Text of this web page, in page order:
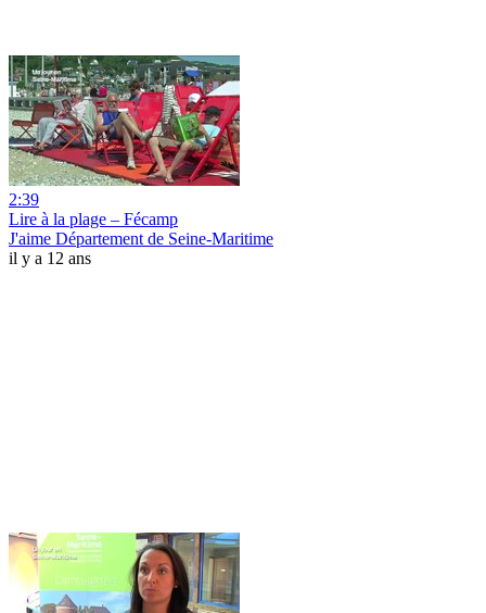
2:39
Lire à la plage – Fécamp
J'aime Département de Seine-Maritime
il y a 12 ans